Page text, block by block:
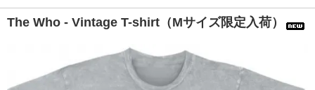
The Who - Vintage T-shirt（Mサイズ限定入荷）